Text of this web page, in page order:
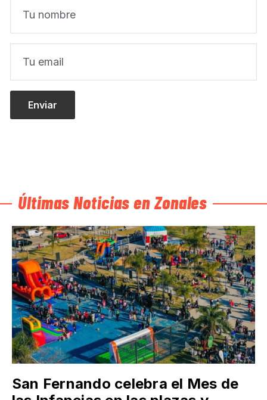
Últimas Noticias en Zonales
San Fernando celebra el Mes de